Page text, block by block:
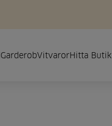
GarderobVitvarorHitta Butik